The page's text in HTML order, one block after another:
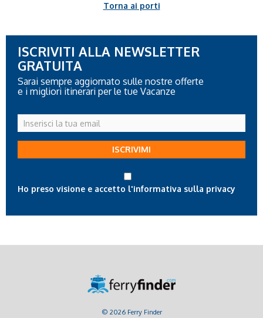
Torna ai porti
ISCRIVITI ALLA NEWSLETTER
GRATUITA
Sarai sempre aggiornato sulle nostre offerte
e i migliori itinerari per le tue Vacanze
Inserisci
la
tua
ISCRIVIMI
Ho preso visione e accetto l'informativa sulla privacy
© 2026 Ferry Finder